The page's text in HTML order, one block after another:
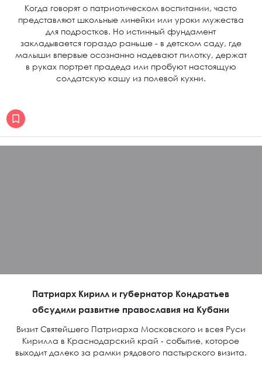
Когда говорят о патриотическом воспитании, часто
представляют школьные линейки или уроки мужества
для подростков. Но истинный фундамент
закладывается гораздо раньше - в детском саду, где
малыши впервые осознанно надевают пилотку, держат
в руках портрет прадеда или пробуют настоящую
солдатскую кашу из полевой кухни.
Патриарх Кирилл и губернатор Кондратьев
обсудили развитие православия на Кубани
Визит Святейшего Патриарха Московского и всея Руси
Кирилла в Краснодарский край - событие, которое
выходит далеко за рамки рядового пастырского визита.